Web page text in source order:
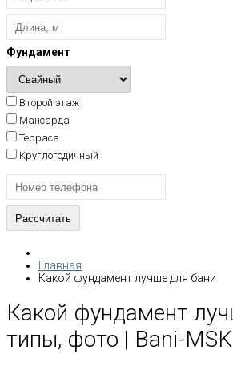
Фундамент
Второй этаж
Мансарда
Терраса
Круглогодичный
Главная
Какой фундамент лучше для бани
Какой фундамент
типы, фото | Bani-